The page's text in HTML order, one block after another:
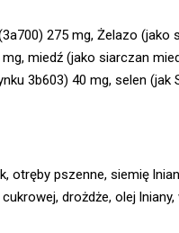
275 mg, Żelazo (jako
miedź (jako siarczan
3b603) 40 mg, selen (jak
otręby pszenne, siemię
drożdże, olej